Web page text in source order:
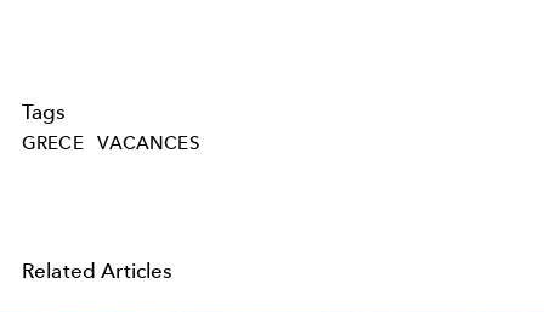
Tags
GRECE VACANCES
Related Articles